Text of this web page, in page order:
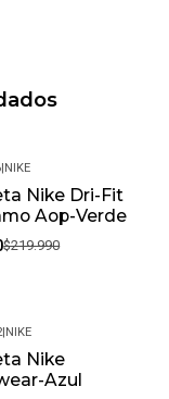
|NIKE
Nike Dri-Fit
Aop-Verde
$219.990
|NIKE
Nike
Azul